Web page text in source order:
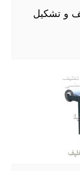
و تشكيل